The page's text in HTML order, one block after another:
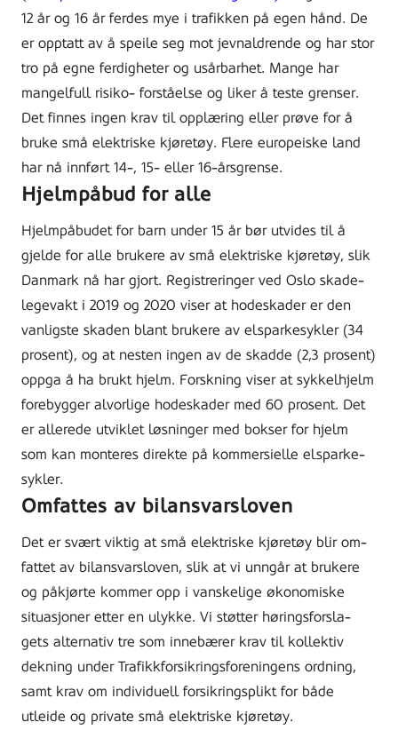
12 år og 16 år ferdes mye i trafikken på egen hånd. De
er opptatt av å speile seg mot jevnaldrende og har stor
tro på egne ferdigheter og usårbarhet. Mange har
mangelfull risiko- forståelse og liker å teste grenser.
Det finnes ingen krav til opplæring eller prøve for å
bruke små elektriske kjøretøy. Flere europeiske land
har nå innført 14-, 15- eller 16-årsgrense.
Hjelmpåbud for alle
Hjelmpåbudet for barn under 15 år bør utvides til å
gjelde for alle brukere av små elektriske kjøretøy, slik
Danmark nå har gjort. Registreringer ved Oslo skade-
legevakt i 2019 og 2020 viser at hodeskader er den
vanligste skaden blant brukere av elsparkesykler (34
prosent), og at nesten ingen av de skadde (2,3 prosent)
oppga å ha brukt hjelm. Forskning viser at sykkelhjelm
forebygger alvorlige hodeskader med 60 prosent. Det
er allerede utviklet løsninger med bokser for hjelm
som kan monteres direkte på kommersielle elsparke-
sykler.
Omfattes av bilansvarsloven
Det er svært viktig at små elektriske kjøretøy blir om-
fattet av bilansvarsloven, slik at vi unngår at brukere
og påkjørte kommer opp i vanskelige økonomiske
situasjoner etter en ulykke. Vi støtter høringsforsla-
gets alternativ tre som innebærer krav til kollektiv
dekning under Trafikkforsikringsforeningens ordning,
samt krav om individuell forsikringsplikt for både
utleide og private små elektriske kjøretøy.